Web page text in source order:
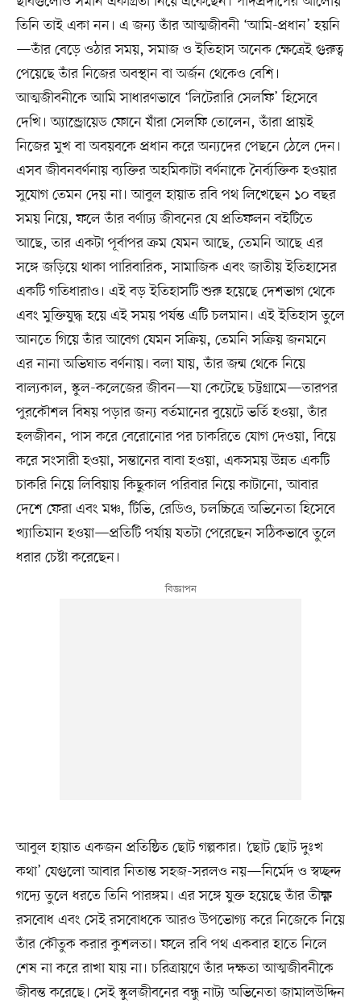
তিনি তাই একা নন। এ জন্য তাঁর আত্মজীবনী ‘আমি-প্রধান’ হয়নি
—তাঁর বেড়ে ওঠার সময়, সমাজ ও ইতিহাস অনেক ক্ষেত্রেই গুরুত্ব
পেয়েছে তাঁর নিজের অবস্থান বা অর্জন থেকেও বেশি।
আত্মজীবনীকে আমি সাধারণভাবে ‘লিটেরারি সেলফি’ হিসেবে
দেখি। অ্যান্ড্রোয়েড ফোনে যাঁরা সেলফি তোলেন, তাঁরা প্রায়ই
নিজের মুখ বা অবয়বকে প্রধান করে অন্যদের পেছনে ঠেলে দেন।
এসব জীবনবর্ণনায় ব্যক্তির অহমিকাটা বর্ণনাকে নৈর্ব্যক্তিক হওয়ার
সুযোগ তেমন দেয় না। আবুল হায়াত রবি পথ লিখেছেন ১০ বছর
সময় নিয়ে, ফলে তাঁর বর্ণাঢ্য জীবনের যে প্রতিফলন বইটিতে
আছে, তার একটা পূর্বাপর ক্রম যেমন আছে, তেমনি আছে এর
সঙ্গে জড়িয়ে থাকা পারিবারিক, সামাজিক এবং জাতীয় ইতিহাসের
একটি গতিধারাও। এই বড় ইতিহাসটি শুরু হয়েছে দেশভাগ থেকে
এবং মুক্তিযুদ্ধ হয়ে এই সময় পর্যন্ত এটি চলমান। এই ইতিহাস তুলে
আনতে গিয়ে তাঁর আবেগ যেমন সক্রিয়, তেমনি সক্রিয় জনমনে
এর নানা অভিঘাত বর্ণনায়। বলা যায়, তাঁর জন্ম থেকে নিয়ে
বাল্যকাল, স্কুল-কলেজের জীবন—যা কেটেছে চট্টগ্রামে—তারপর
পুরকৌশল বিষয় পড়ার জন্য বর্তমানের বুয়েটে ভর্তি হওয়া, তাঁর
হলজীবন, পাস করে বেরোনোর পর চাকরিতে যোগ দেওয়া, বিয়ে
করে সংসারী হওয়া, সন্তানের বাবা হওয়া, একসময় উন্নত একটি
চাকরি নিয়ে লিবিয়ায় কিছুকাল পরিবার নিয়ে কাটানো, আবার
দেশে ফেরা এবং মঞ্চ, টিভি, রেডিও, চলচ্চিত্রে অভিনেতা হিসেবে
খ্যাতিমান হওয়া—প্রতিটি পর্যায় যতটা পেরেছেন সঠিকভাবে তুলে
ধরার চেষ্টা করেছেন।
আবুল হায়াত একজন প্রতিষ্ঠিত ছোট গল্পকার। ‘ছোট ছোট দুঃখ
কথা’ যেগুলো আবার নিতান্ত সহজ-সরলও নয়—নির্মেদ ও স্বচ্ছন্দ
গদ্যে তুলে ধরতে তিনি পারঙ্গম। এর সঙ্গে যুক্ত হয়েছে তাঁর তীক্ষ্ণ
রসবোধ এবং সেই রসবোধকে আরও উপভোগ্য করে নিজেকে নিয়ে
তাঁর কৌতুক করার কুশলতা। ফলে রবি পথ একবার হাতে নিলে
শেষ না করে রাখা যায় না। চরিত্রায়ণে তাঁর দক্ষতা আত্মজীবনীকে
জীবন্ত করেছে। সেই স্কুলজীবনের বন্ধু নাট্য অভিনেতা জামালউদ্দিন